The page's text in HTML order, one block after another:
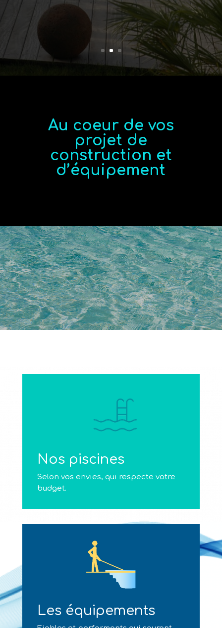
Au coeur de vos
projet de
construction et
d’équipement
Nos piscines
Selon vos envies, qui respecte votre
budget.
Les équipements